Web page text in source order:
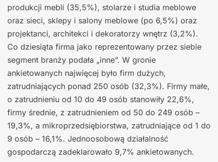
produkcji mebli (35,5%), stolarze i studia meblowe
oraz sieci, sklepy i salony meblowe (po 6,5%) oraz
projektanci, architekci i dekoratorzy wnętrz (3,2%).
Co dziesiąta firma jako reprezentowany przez siebie
segment branży podała „inne”. W gronie
ankietowanych najwięcej było firm dużych,
zatrudniających ponad 250 osób (32,3%). Firmy małe,
o zatrudnieniu od 10 do 49 osób stanowiły 22,6%,
firmy średnie, z zatrudnieniem od 50 do 249 osób –
19,3%, a mikroprzedsiębiorstwa, zatrudniające od 1 do
9 osób – 16,1%. Jednoosobową działalność
gospodarczą zadeklarowało 9,7% ankietowanych.